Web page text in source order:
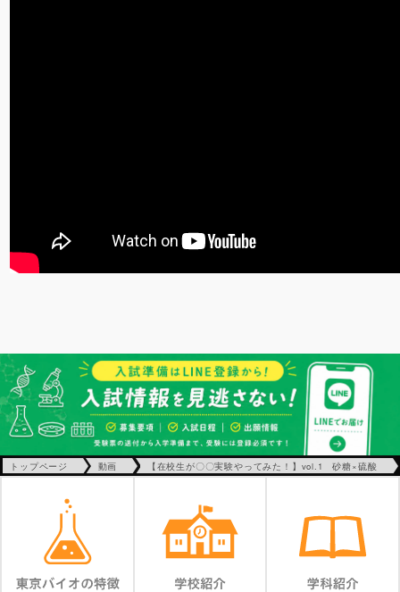
トップページ 動画 【在校生が〇〇実験やってみた！】vol.1 砂糖×硫酸